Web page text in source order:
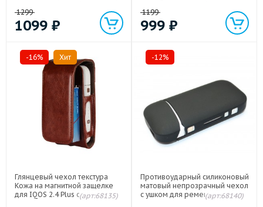
разъему Серый
1299
1099 ₽
зарядному разъему Бежевый
1199
999 ₽
-16% Хит
Глянцевый чехол текстура
Кожа на магнитной защелке
для IQOS 2.4 Plus с кольцом-
(арт:68135)
-12%
Противоударный силиконовый
матовый непрозрачный чехол
с ушком для ремешка для
(арт:68140)